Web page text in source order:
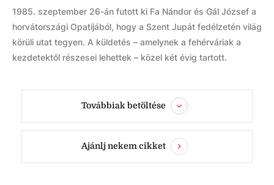
1985. szeptember 26-án futott ki Fa Nándor és Gál József a
horvátországi Opatijából, hogy a Szent Jupát fedélzetén világ
körüli utat tegyen. A küldetés – amelynek a fehérváriak a
kezdetektől részesei lehettek – közel két évig tartott.
Továbbiak betöltése
Ajánlj nekem cikket